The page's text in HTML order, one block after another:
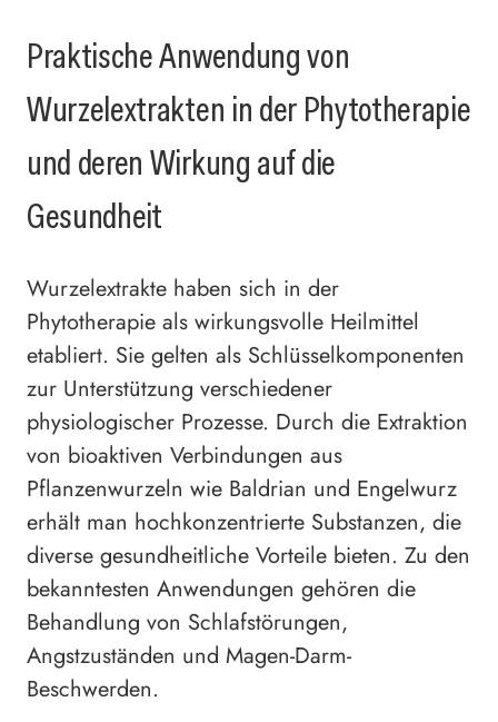
Praktische Anwendung von
Wurzelextrakten in der Phytotherapie
und deren Wirkung auf die
Gesundheit
Wurzelextrakte haben sich in der
Phytotherapie als wirkungsvolle Heilmittel
etabliert. Sie gelten als Schlüsselkomponenten
zur Unterstützung verschiedener
physiologischer Prozesse. Durch die Extraktion
von bioaktiven Verbindungen aus
Pflanzenwurzeln wie Baldrian und Engelwurz
erhält man hochkonzentrierte Substanzen, die
diverse gesundheitliche Vorteile bieten. Zu den
bekanntesten Anwendungen gehören die
Behandlung von Schlafstörungen,
Angstzuständen und Magen-Darm-
Beschwerden.